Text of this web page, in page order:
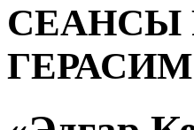
СЕАНСЫ